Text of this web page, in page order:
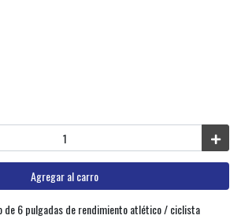
Agregar al carro
de 6 pulgadas de rendimiento atlético / ciclista